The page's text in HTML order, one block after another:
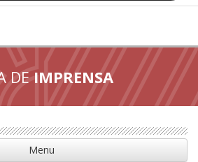
DEIMPRENSA
Menu